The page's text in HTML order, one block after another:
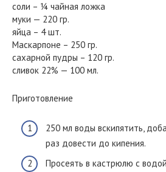
соли – ¼ чайная ложка
муки — 220 гр.
яйца – 4 шт.
Маскарпоне – 250 гр.
сахарной пудры – 120 гр.
сливок 22% — 100 мл.
Приготовление
250 мл воды вскипятить,
раз довести до кипения.
Просеять в кастрюлю с